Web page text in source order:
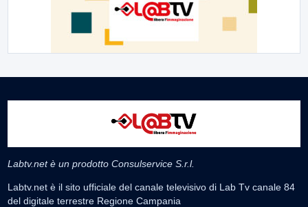
Labtv.net è un prodotto Consulservice S.r.l.
Labtv.net è il sito ufficiale del canale televisivo di Lab Tv canale 84
del digitale terrestre Regione Campania